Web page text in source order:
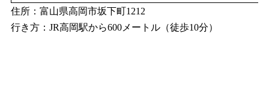
住所：富山県高岡市坂下町1212
行き方：JR高岡駅から600メートル（徒歩10分）